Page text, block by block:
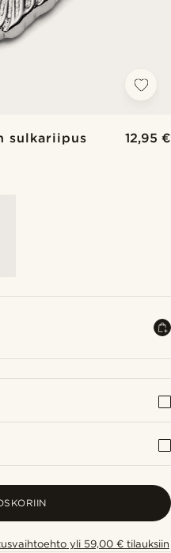
sulkariipus 12,95 €
yli 59,00 € tilauksiin